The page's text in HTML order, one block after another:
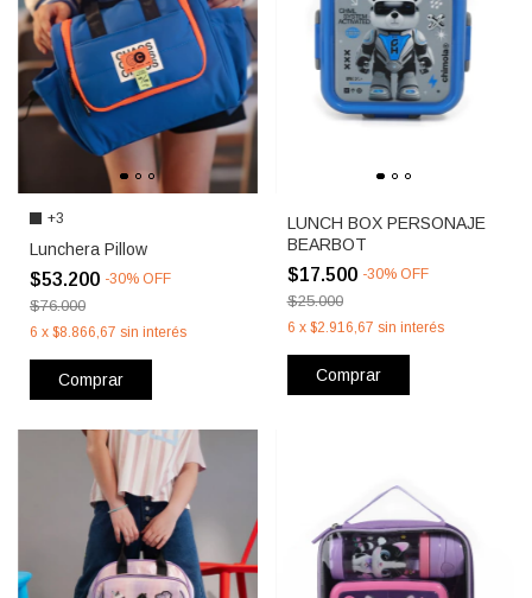
+3
Lunchera Pillow
$53.200 -30% OFF
$76.000
6 x $8.866,67 sin interés
Comprar
LUNCH BOX PERSONAJE
BEARBOT
$17.500 -30% OFF
$25.000
6 x $2.916,67 sin interés
Comprar